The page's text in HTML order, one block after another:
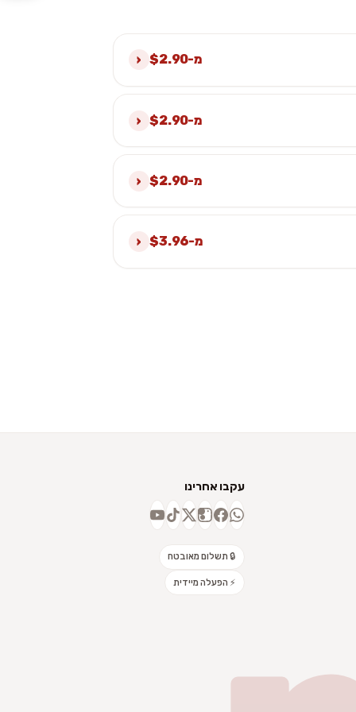
מ-$2.90 ›
מ-$2.90 ›
מ-$2.90 ›
מ-$3.96 ›
עקבו אחרינו
🔒 תשלום מאובטח
⚡ הפעלה מיידית